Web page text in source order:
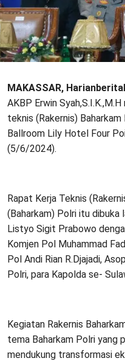
MAKASSAR,
AKBP Erwin
teknis (Rakernis)
Ballroom Lily Hotel Four
(5/6/2024).
Rapat Kerja Teknis
(Baharkam) Polri itu dibuka
Listyo Sigit Prabowo
Komjen Pol Muhammad
Pol Andi Rian R.Djajadi,
Polri, para Kapolda se-
Kegiatan Rakernis
tema Baharkam Polri yang
mendukung transformasi